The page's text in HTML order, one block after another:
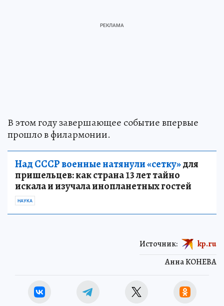
В этом году завершающее событие впервые
прошло в филармонии.
Над СССР военные натянули «сетку»для
пришельцев: как страна 13 лет тайно
искала и изучала инопланетных гостей
НАУКА
Анна КОНЕВА
Источник: kp.ru